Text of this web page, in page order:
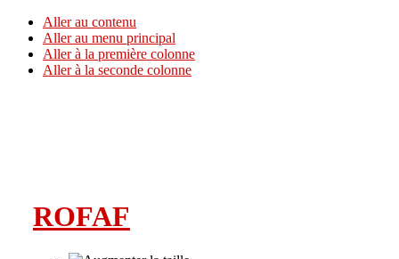
Aller au contenu
Aller au menu principal
Aller à la première colonne
Aller à la seconde colonne
ROFAF